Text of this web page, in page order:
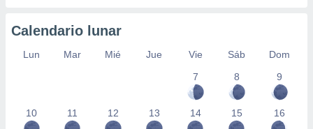
Calendario lunar
Lun Mar Mié Jue Vie Sáb
Dom
7
8 9
10 11 12 13 14 15 16